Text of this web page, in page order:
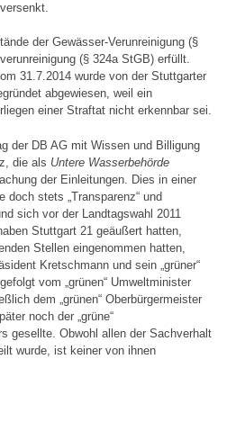
der Gewässer-Verunreinigung (§
(§ 324a StGB) erfüllt.
31.7.2014 wurde von der Stuttgarter
abgewiesen, weil ein
einer Straftat nicht erkennbar sei.
der DB AG mit Wissen und Billigung
die als Untere Wasserbehörde
der Einleitungen. Dies in einer
doch stets „Transparenz“ und
sich vor der Landtagswahl 2011
Stuttgart 21 geäußert hatten,
Stellen eingenommen hatten,
Kretschmann und sein „grüner“
vom „grünen“ Umweltminister
dem „grünen“ Oberbürgermeister
noch der „grüne“
gesellte. Obwohl allen der Sachverhalt
wurde, ist keiner von ihnen